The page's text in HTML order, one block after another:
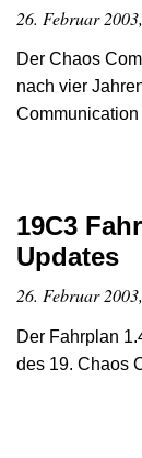
26. Februar
Der Chaos
nach vier
19C3
Updates
26. Februar
Der Fahrplan
des 19. Chaos